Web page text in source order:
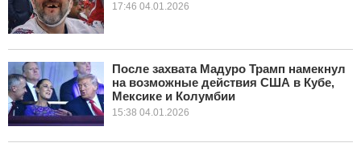
17:46 04.01.2026
После захвата Мадуро Трамп намекнул
на возможные действия США в Кубе,
Мексике и Колумбии
15:38 04.01.2026